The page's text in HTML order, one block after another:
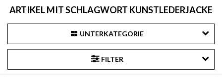
ARTIKEL MIT SCHLAGWORT KUNSTLEDERJACKE
UNTERKATEGORIE
FILTER